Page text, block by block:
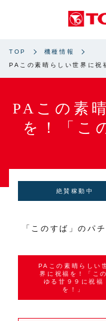
TOP
機種情報
PAこの素晴らしい世界に祝
PAこの素
を！「こ
絶賛稼動中
「このすば」のパ
PAこの素晴らしい
界に祝福を！「この
ゆる甘９９に祝福
を！」